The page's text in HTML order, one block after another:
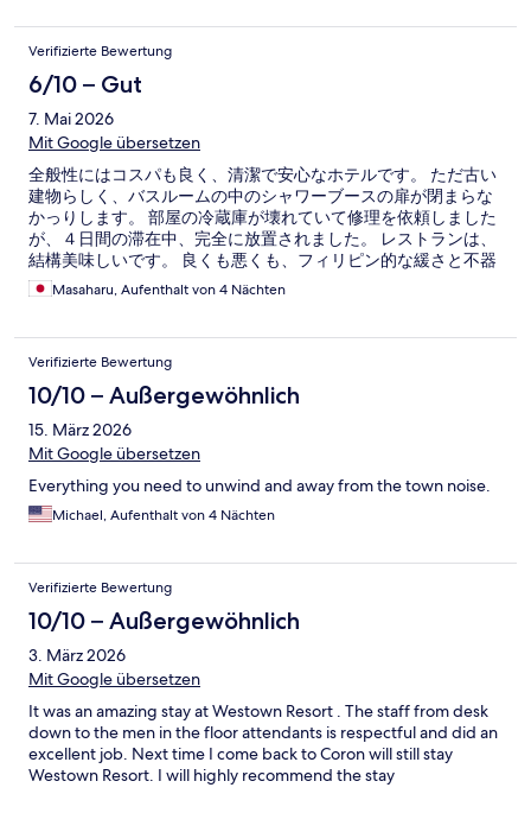
Verifizierte Bewertung
6/10 – Gut
7. Mai 2026
Mit Google übersetzen
全般性にはコスパも良く、清潔で安心なホテルです。 ただ古い
建物らしく、バスルームの中のシャワーブースの扉が閉まらな
かっりします。 部屋の冷蔵庫が壊れていて修理を依頼しました
が、４日間の滞在中、完全に放置されました。 レストランは、
結構美味しいです。 良くも悪くも、フィリピン的な緩さと不器
用さが実感できるホテルでした。
Masaharu, Aufenthalt von 4 Nächten
Verifizierte Bewertung
10/10 – Außergewöhnlich
15. März 2026
Mit Google übersetzen
Everything you need to unwind and away from the town noise.
Michael, Aufenthalt von 4 Nächten
Verifizierte Bewertung
10/10 – Außergewöhnlich
3. März 2026
Mit Google übersetzen
It was an amazing stay at Westown Resort . The staff from desk
down to the men in the floor attendants is respectful and did an
excellent job. Next time I come back to Coron will still stay
Westown Resort. I will highly recommend the stay